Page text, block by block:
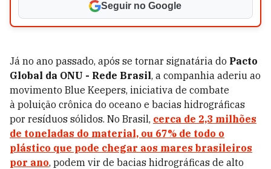
Seguir no Google
Já no ano passado, após se tornar signatária do Pacto
Global da ONU - Rede Brasil, a companhia aderiu ao
movimento Blue Keepers, iniciativa de combate
à poluição crônica do oceano e bacias hidrográficas
por resíduos sólidos. No Brasil, cerca de 2,3 milhões
de toneladas do material, ou 67% de todo o
plástico que pode chegar aos mares brasileiros
por ano, podem vir de bacias hidrográficas de alto